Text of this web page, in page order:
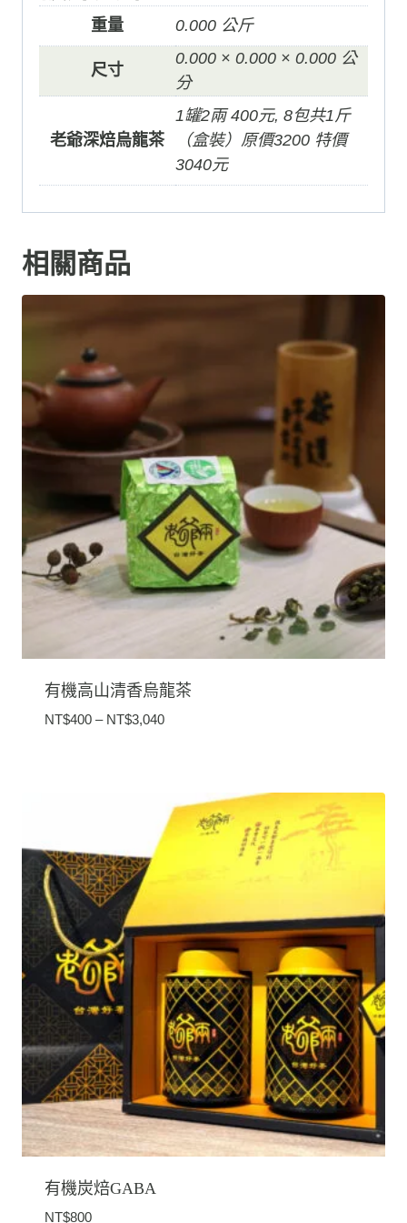
重量 0.000 公斤
尺寸
0.000 × 0.000 × 0.000 公
分
老爺深焙烏龍茶
1罐2兩 400元, 8包共1斤
（盒裝）原價3200 特價
3040元
相關商品
有機高山清香烏龍茶
NT$400 – NT$3,040價
NT$400
到
有機炭焙GABA
NT$800